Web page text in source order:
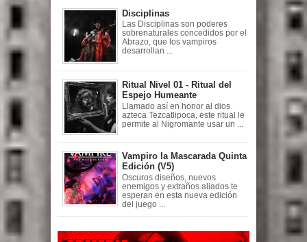
Disciplinas
Las Disciplinas son poderes
sobrenaturales concedidos por el
Abrazo, que los vampiros
desarrollan ...
Ritual Nivel 01 - Ritual del
Espejo Humeante
Llamado así en honor al dios
azteca Tezcatlipoca, este ritual le
permite al Nigromante usar un ...
Vampiro la Mascarada Quinta
Edición (V5)
Oscuros diseños, nuevos
enemigos y extraños aliados te
esperan en esta nueva edición
del juego ...